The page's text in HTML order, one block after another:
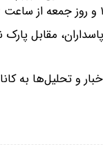
مقابل پارک
و تحلیل‌ها به